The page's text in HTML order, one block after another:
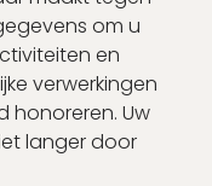
om u
en
verwerkingen
honoreren. Uw
langer door